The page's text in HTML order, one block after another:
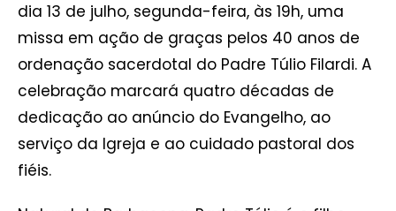
dia 13 de julho, segunda-feira, às 19h, uma
missa em ação de graças pelos 40 anos de
ordenação sacerdotal do Padre Túlio Filardi. A
celebração marcará quatro décadas de
dedicação ao anúncio do Evangelho, ao
serviço da Igreja e ao cuidado pastoral dos
fiéis.